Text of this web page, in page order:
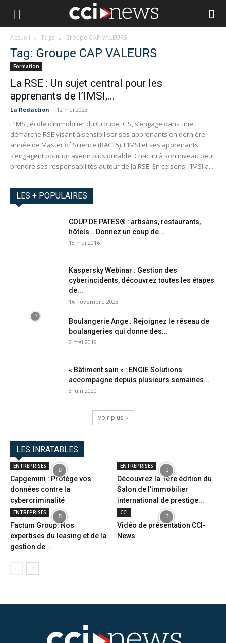
Accueil Tags Groupe CAP VALEURS
Tag: Groupe CAP VALEURS
Formation
La RSE : Un sujet central pour les
apprenants de l’IMSI,...
La Redaction - 12 mai 2023
L’IMSI, école d’immobilier du Groupe IGS, s’engage dans une
démarche RSE visant à sensibiliser ses apprenants en dernière
année de Master of Science (BAC+5). L’IMSI et ses apprenants
s’engagent pour un avenir plus durable Chacun à son niveau peut
prendre ses responsabilités autour de la RSE. En ce sens, l’IMSI a...
LES + POPULAIRES
COUP DE PATES® : artisans, restaurants,
hôtels… Donnez un coup de...
18 mai 2016
Kaspersky Webinar : Gestion des
cyberincidents, découvrez toutes les étapes
de...
16 novembre 2023
Boulangerie Ange : Rejoignez le réseau de
boulangeries qui donne des...
2 mai 2019
« Bâtiment sain » : ENGIE Solutions
accompagne depuis plusieurs semaines...
3 juin 2020
Voir plus
LES INRATABLES
ENTREPRISES
Capgemini : Protège vos
données contre la
cybercriminalité
ENTREPRISES
Découvrez la 1ère édition du
Salon de l’immobilier
international de prestige...
ENTREPRISES
Factum Group: Nos
expertises du leasing et de la
gestion de...
CCI
Vidéo de présentation CCI-
News